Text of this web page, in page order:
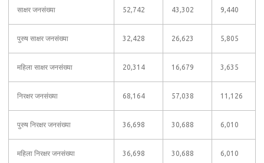
साक्षर जनसंख्या 52,742 43,302 9,440
पुरुष साक्षर जनसंख्या 32,428 26,623 5,805
महिला साक्षर जनसंख्या 20,314 16,679 3,635
निरक्षर जनसंख्या 68,164 57,038 11,126
पुरुष निरक्षर जनसंख्या 36,698 30,688 6,010
महिला निरक्षर जनसंख्या 36,698 30,688 6,010